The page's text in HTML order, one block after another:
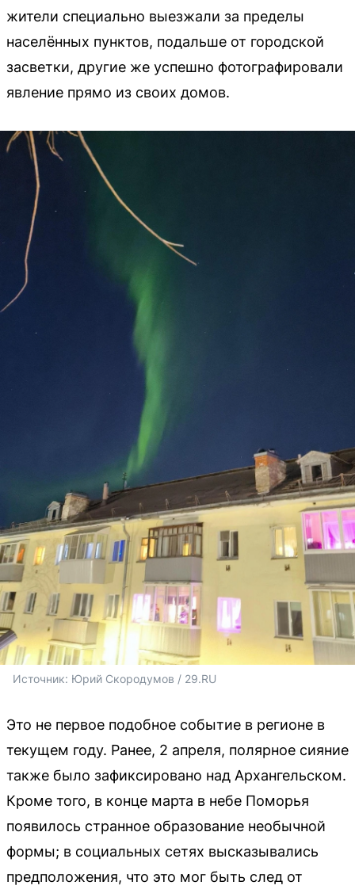
жители специально выезжали за пределы
населённых пунктов, подальше от городской
засветки, другие же успешно фотографировали
явление прямо из своих домов.
Источник: Юрий Скородумов / 29.RU
Это не первое подобное событие в регионе в
текущем году. Ранее, 2 апреля, полярное сияние
также было зафиксировано над Архангельском.
Кроме того, в конце марта в небе Поморья
появилось странное образование необычной
формы; в социальных сетях высказывались
предположения, что это мог быть след от